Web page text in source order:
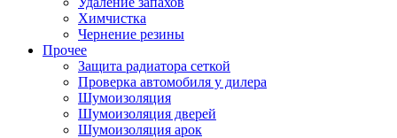
Химчистка
Чернение резины
Прочее
Защита радиатора сеткой
Проверка автомобиля у дилера
Шумоизоляция
Шумоизоляция дверей
Шумоизоляция арок